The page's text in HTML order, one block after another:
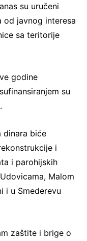
su uručeni
od javnog interesa
sa teritorije
godine
su
dinara biće
i
i parohijskih
Malom
i u Smederevu
zaštite i brige o